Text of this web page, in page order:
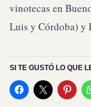
vinotecas en
Luis y Córdoba) y
SI TE GUSTÓ LO QUE